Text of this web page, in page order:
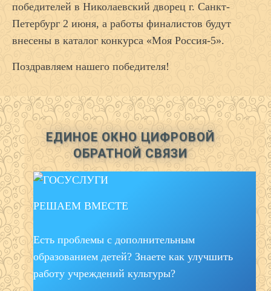
победителей в Николаевский дворец г. Санкт-
Петербург 2 июня, а работы финалистов будут
внесены в каталог конкурса «Моя Россия-5».
Поздравляем нашего победителя!
ЕДИНОЕ ОКНО ЦИФРОВОЙ
ОБРАТНОЙ СВЯЗИ
РЕШАЕМ ВМЕСТЕ
Есть проблемы с дополнительным
образованием детей? Знаете как улучшить
работу учреждений культуры?